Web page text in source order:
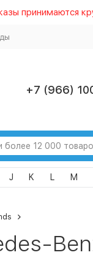
принимаются
+7 (966)
J K L M